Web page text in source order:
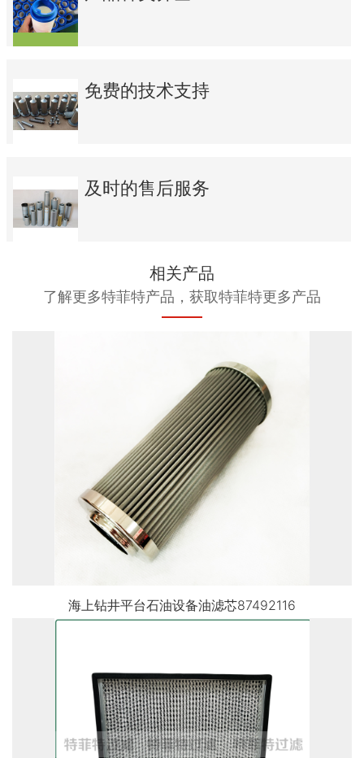
免费的技术支持
及时的售后服务
相关产品
了解更多特菲特产品，获取特菲特更多产品
海上钻井平台石油设备油滤芯87492116